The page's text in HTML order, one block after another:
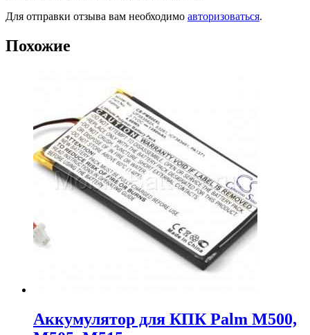
Для отправки отзыва вам необходимо авторизоваться.
Похожие
Аккумулятор для КПК Palm M500,